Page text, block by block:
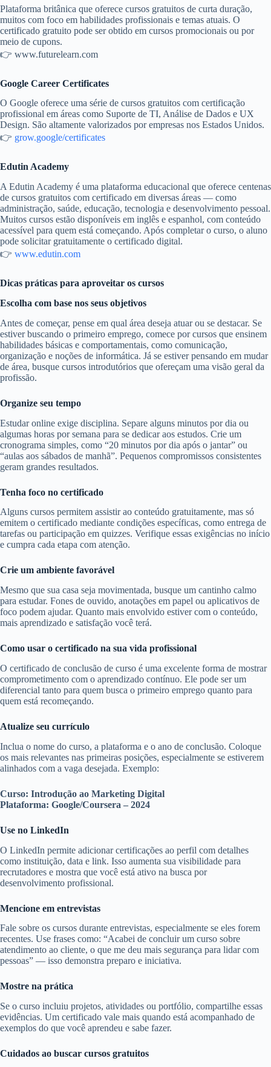
Plataforma britânica que oferece cursos gratuitos de curta duração,
muitos com foco em habilidades profissionais e temas atuais. O
certificado gratuito pode ser obtido em cursos promocionais ou por
meio de cupons.
👉 www.futurelearn.com
Google Career Certificates
O Google oferece uma série de cursos gratuitos com certificação
profissional em áreas como Suporte de TI, Análise de Dados e UX
Design. São altamente valorizados por empresas nos Estados Unidos.
👉 grow.google/certificates
Edutin Academy
A Edutin Academy é uma plataforma educacional que oferece centenas
de cursos gratuitos com certificado em diversas áreas — como
administração, saúde, educação, tecnologia e desenvolvimento pessoal.
Muitos cursos estão disponíveis em inglês e espanhol, com conteúdo
acessível para quem está começando. Após completar o curso, o aluno
pode solicitar gratuitamente o certificado digital.
👉 www.edutin.com
Dicas práticas para aproveitar os cursos
Escolha com base nos seus objetivos
Antes de começar, pense em qual área deseja atuar ou se destacar. Se
estiver buscando o primeiro emprego, comece por cursos que ensinem
habilidades básicas e comportamentais, como comunicação,
organização e noções de informática. Já se estiver pensando em mudar
de área, busque cursos introdutórios que ofereçam uma visão geral da
profissão.
Organize seu tempo
Estudar online exige disciplina. Separe alguns minutos por dia ou
algumas horas por semana para se dedicar aos estudos. Crie um
cronograma simples, como “20 minutos por dia após o jantar” ou
“aulas aos sábados de manhã”. Pequenos compromissos consistentes
geram grandes resultados.
Tenha foco no certificado
Alguns cursos permitem assistir ao conteúdo gratuitamente, mas só
emitem o certificado mediante condições específicas, como entrega de
tarefas ou participação em quizzes. Verifique essas exigências no início
e cumpra cada etapa com atenção.
Crie um ambiente favorável
Mesmo que sua casa seja movimentada, busque um cantinho calmo
para estudar. Fones de ouvido, anotações em papel ou aplicativos de
foco podem ajudar. Quanto mais envolvido estiver com o conteúdo,
mais aprendizado e satisfação você terá.
Como usar o certificado na sua vida profissional
O certificado de conclusão de curso é uma excelente forma de mostrar
comprometimento com o aprendizado contínuo. Ele pode ser um
diferencial tanto para quem busca o primeiro emprego quanto para
quem está recomeçando.
Atualize seu currículo
Inclua o nome do curso, a plataforma e o ano de conclusão. Coloque
os mais relevantes nas primeiras posições, especialmente se estiverem
alinhados com a vaga desejada. Exemplo:
Curso: Introdução ao Marketing Digital
Plataforma: Google/Coursera – 2024
Use no LinkedIn
O LinkedIn permite adicionar certificações ao perfil com detalhes
como instituição, data e link. Isso aumenta sua visibilidade para
recrutadores e mostra que você está ativo na busca por
desenvolvimento profissional.
Mencione em entrevistas
Fale sobre os cursos durante entrevistas, especialmente se eles forem
recentes. Use frases como: “Acabei de concluir um curso sobre
atendimento ao cliente, o que me deu mais segurança para lidar com
pessoas” — isso demonstra preparo e iniciativa.
Mostre na prática
Se o curso incluiu projetos, atividades ou portfólio, compartilhe essas
evidências. Um certificado vale mais quando está acompanhado de
exemplos do que você aprendeu e sabe fazer.
Cuidados ao buscar cursos gratuitos